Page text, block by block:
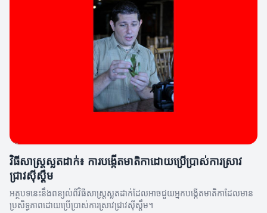
វិធីសាស្រ្តស្លតដាក់៖ ការបង្កើតមាតិកាដោយប្រើប្រាស់ការស្រាវ
ជ្រាវស៊ីស្តឹម
អត្ថបទនេះនឹងពន្យល់ពីវិធីសាស្រ្តស្លតដាក់ដែលអាចជួយអ្នកបង្កើតមាតិកាដែលមាន
ប្រសិទ្ធភាពដោយប្រើប្រាស់ការស្រាវជ្រាវស៊ីស្តឹម។